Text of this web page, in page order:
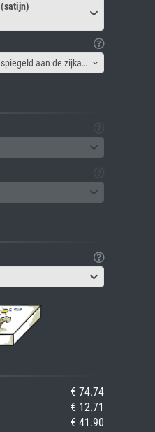
Canvas lijst - Afbeelding gespiegeld aan de zijkant
€ 74.74
€ 12.71
€ 41.90